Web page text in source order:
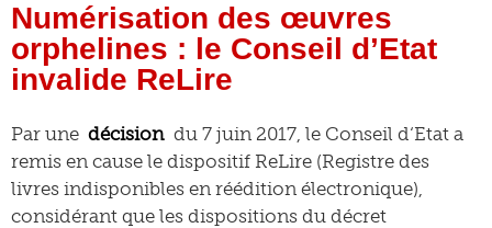
Numérisation des œuvres
orphelines : le Conseil d’Etat
invalide ReLire
Par une décision du 7 juin 2017, le Conseil d‘Etat a
remis en cause le dispositif ReLire (Registre des
livres indisponibles en réédition électronique),
considérant que les dispositions du décret